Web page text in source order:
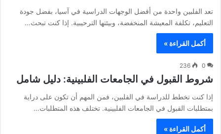
تعد الفلبين واحدة من أفضل الوجهات الدراسية في آسيا، بفضل جودة
التعليم، تكلفة المعيشة المنخفضة، وبيئتها الترحيبية. إذا كنت تبحث…
أكمل القراءة »
0
236
شروط القبول في الجامعات الفلبينية: دليل شامل
إذا كنت تخطط للدراسة في الفلبين، فمن المهم أن تكون على دراية
بمتطلبات القبول في الجامعات الفلبينية. تختلف هذه المتطلبات…
أكمل القراءة »